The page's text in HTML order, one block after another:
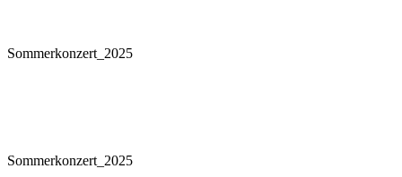
Sommerkonzert_2025
Sommerkonzert_2025